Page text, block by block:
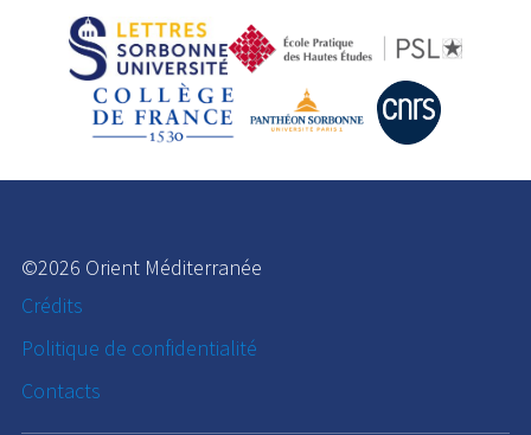
©2026 Orient Méditerranée
Crédits
Politique de confidentialité
Contacts